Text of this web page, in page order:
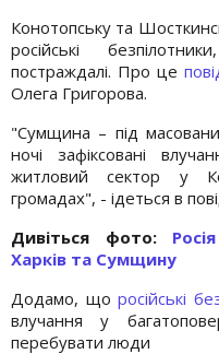
Конотопську та
російські
постраждалі. Про це
Олега Григорова.
"Сумщина – під
ночі зафіксовані
житловий сектор у
громадах", - ідеться в
Дивіться фото:
Харків та Сумщину
Додамо, щоросійські
влучання у
перебувати люди